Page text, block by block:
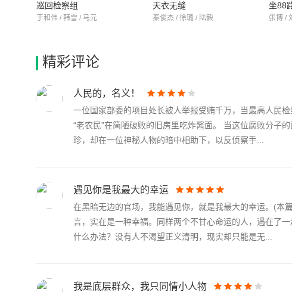
巡回检察组
于和伟 / 韩雪 / 马元
天衣无缝
秦俊杰 / 徐璐 / 陆毅
坐88
张博 /
精彩评论
人民的，名义！
一位国家部委的项目处长被人举报受贿千万，当最高人民
“老农民”在简陋破败的旧房里吃炸酱面。 当这位腐败分子
珍，却在一位神秘人物的暗中相助下，以反侦察手...
遇见你是我最大的幸运
在黑暗无边的官场，我能遇见你，就是我最大的幸运。(本
言，实在是一种幸福。同样两个不甘心命运的人，遇在了
什么办法？没有人不渴望正义清明，现实却只能是无...
我是底层群众，我只同情小人物